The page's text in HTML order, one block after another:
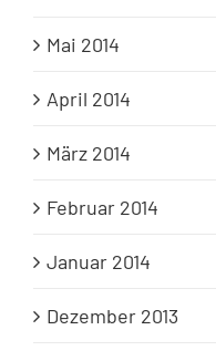
Mai 2014
April 2014
März 2014
Februar 2014
Januar 2014
Dezember 2013